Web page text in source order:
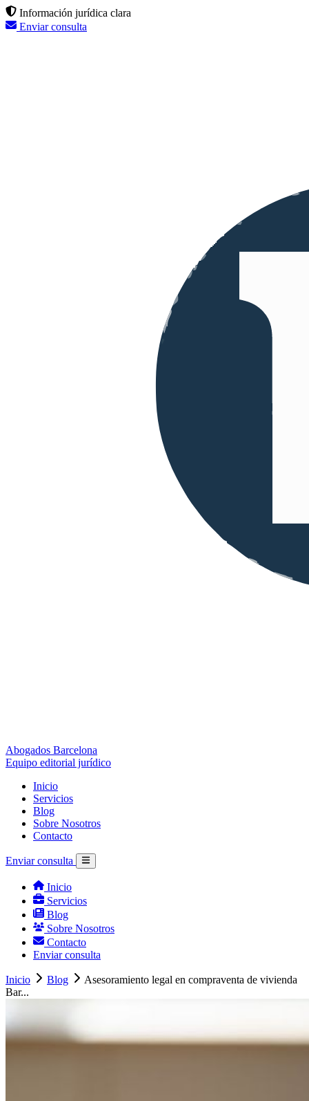
Información jurídica clara
Enviar consulta
Abogados Barcelona
Equipo editorial jurídico
Inicio
Servicios
Blog
Sobre Nosotros
Contacto
Enviar consulta
Inicio
Servicios
Blog
Sobre Nosotros
Contacto
Enviar consulta
Inicio Blog
Asesoramiento legal en compraventa de vivienda
Bar...